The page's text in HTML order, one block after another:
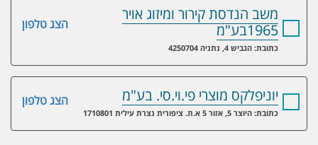
הצג טלפון
משב הנדסת קירור ומיזוג אויר
1965בע"מ
כתובת: הגביש 4, נתניה 4250704
הצג טלפון יוניפלקס מוצרי פי.וי.סי. בע"מ
כתובת: היוצר 5, אזור 5 א.ת. ציפורית נצרת עילית 1710801